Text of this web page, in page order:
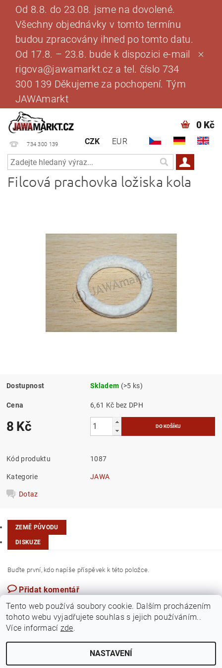
Od 8.8. do 23.08. jsme na dovolené.
Všechny objednávky v tomto termínu
budou zpracovány ihned po tomto datu.
Od 17.8. – 23.8. bude k dispozici e-mail
rigova@jawamarkt.cz a tel. číslo 734
300 139 Děkujeme za pochopení. Tým
JAWAmarkt
734 300 139 CZK EUR
0 Kč
Filcová prachovka ložiska kola
Dostupnost Skladem (>5 ks)
Cena 6,61 Kč bez DPH
8 Kč
Kód produktu 1087
Kategorie JAWA
Dotaz
ZEMĚ PŮVODU
DISKUZE
Buďte první, kdo napíše příspěvek k této položce.
Přidat komentář
Tento web používá soubory cookie. Dalším procházením
tohoto webu vyjadřujete souhlas s jejich používáním..
Více informací zde.
NASTAVENÍ